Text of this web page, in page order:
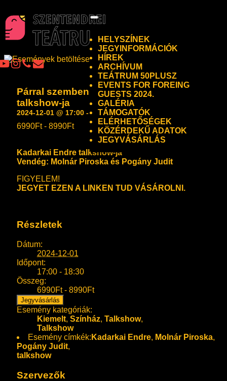
Toggle
HELYSZÍNEK
JEGYINFORMÁCIÓK
HÍREK
ARCHÍVUM
TEÁTRUM 50PLUSZ
EVENTS FOR FOREING
GUESTS 2024.
GALÉRIA
TÁMOGATÓK
ELÉRHETŐSÉGEK
KÖZÉRDEKŰ ADATOK
JEGYVÁSÁRLÁS
Párral szemben – Kadarkai Endre
talkshow-ja
2024-12-01 @ 17:00 -18:30
6990Ft - 8990Ft
Kadarkai Endre talkshow-ja
Vendég: Molnár Piroska és Pogány Judit
FIGYELEM!
JEGYET EZEN A LINKEN TUD VÁSÁROLNI.
Részletek
Dátum:
2024-12-01
Időpont:
17:00 - 18:30
Összeg:
6990Ft - 8990Ft
Jegyvásárlás
Esemény kategóriák:
Kiemelt, Színház, Talkshow,
Talkshow
Esemény címkék: Kadarkai Endre, Molnár Piroska,
Pogány Judit,
talkshow
Szervezők